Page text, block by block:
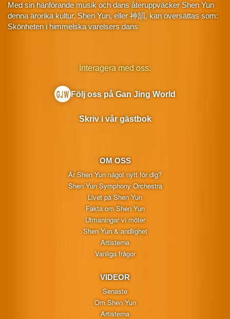
Med sin hänförande musik och dans återuppväcker Shen Yun
denna ärorika kultur. Shen Yun, eller 神韻, kan översättas som:
Skönheten i himmelska varelsers dans
OM OSS
Är Shen Yun något nytt för dig?
Shen Yun Symphony Orchestra
Livet på Shen Yun
Fakta om Shen Yun
Utmaningar vi möter
Shen Yun & andlighet
Artisterna
Vanliga frågor
VIDEOR
Senaste
Om Shen Yun
Artisterna
Interagera med oss:
Följ oss på Gan Jing World
Skriv i vår gästbok